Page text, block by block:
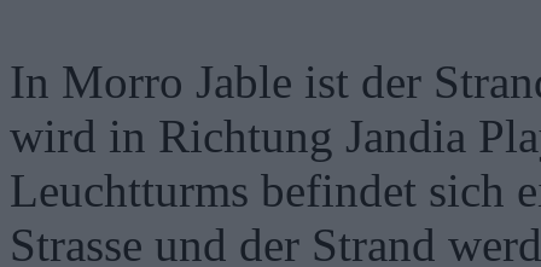
In Morro Jable ist der
wird in Richtung Jandia
Leuchtturms befindet sich
Strasse und der Strand